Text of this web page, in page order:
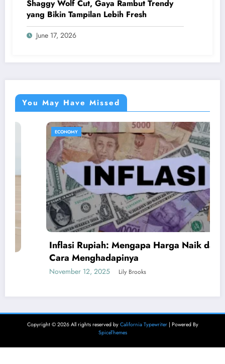
Shaggy Wolf Cut, Gaya Rambut Trendy
yang Bikin Tampilan Lebih Fresh
June 17, 2026
You May Have Missed
Inflasi Rupiah: Mengapa Harga Naik dan
Cara Menghadapinya
November 12, 2025 Lily Brooks
Copyright © 2026 All rights reserved by California Typewriter| Powered By
SpiceThemes